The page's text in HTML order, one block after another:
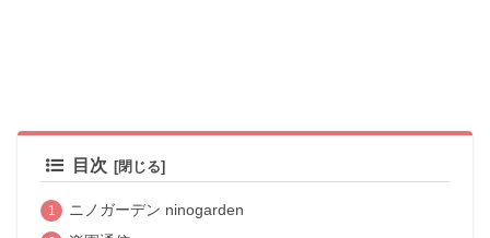
目次
ニノガーデン ninogarden